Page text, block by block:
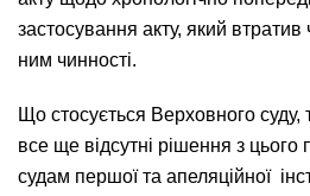
застосування акту, який втратив
ним чинності.
Що стосується Верховного суду,
все ще відсутні рішення з
судам першої та апеляційної